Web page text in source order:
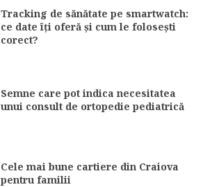
Tracking de sănătate pe smartwatch:
ce date îți oferă și cum le folosești
corect?
Semne care pot indica necesitatea
unui consult de ortopedie pediatrică
Cele mai bune cartiere din Craiova
pentru familii